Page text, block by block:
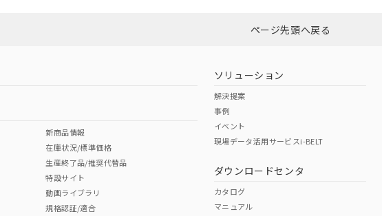
ページ先頭へ戻る
新商品情報
在庫状況/標準価格
生産終了品/推奨代替品
特設サイト
動画ライブラリ
規格認証/適合
ソリューション
解決提案
事例
イベント
現場データ活用サービスi-BELT
ダウンロードセンタ
カタログ
マニュアル